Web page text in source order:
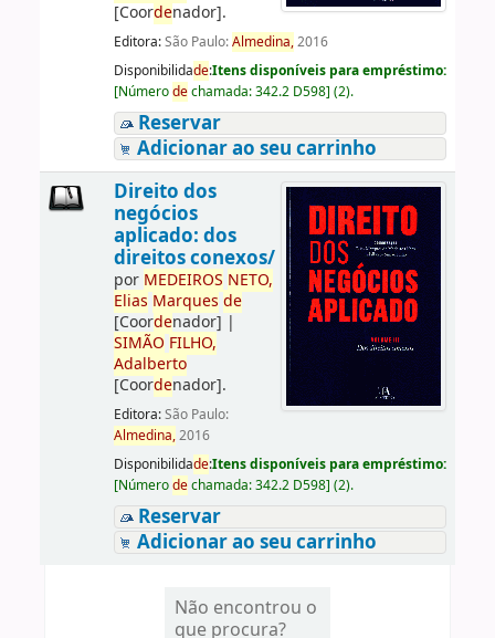
[Coordenador].
Editora:São Paulo:Almedina,2016
Disponibilidade:Itens disponíveis para empréstimo:
[Númerodechamada:342.2 D598] (2).
Reservar
Adicionar ao seu carrinho
Direito dos
negócios
aplicado: dos
direitos conexos/
por MEDEIROS NETO,
Elias Marques de
[Coordenador] |
SIMÃO FILHO,
Adalberto
[Coordenador].
Editora:São Paulo:
Almedina,2016
Disponibilidade:Itens disponíveis para empréstimo:
[Númerodechamada:342.2 D598] (2).
Reservar
Adicionar ao seu carrinho
Não encontrou o
que procura?